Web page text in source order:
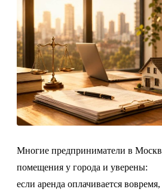
Многие предприниматели в
помещения у города и уверены:
если аренда оплачивается